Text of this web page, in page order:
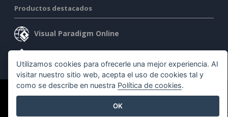
Productos destacados
Visual Paradigm Online
©2026 by Visual Paradigm. Todos los derechos reservados.
Utilizamos cookies para ofrecerle una mejor experiencia. Al
visitar nuestro sitio web, acepta el uso de cookies tal y
como se describe en nuestra Política de cookies.
OK